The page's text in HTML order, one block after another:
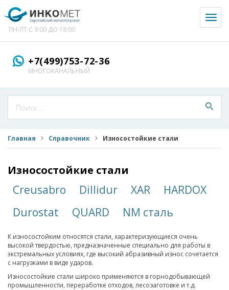
ПН-ПТ С 9:00 ДО 18:00
+7(499)753-72-36
МНОГОКАНАЛЬНЫЙ
Главная Справочник Износостойкие стали
Износостойкие стали
Creusabro Dillidur XAR
HARDOX
Durostat
QUARD NM сталь
К износостойким относятся стали, характеризующиеся очень
высокой твердостью, предназначенные специально для работы в
экстремальных условиях, где высокий абразивный износ сочетается
с нагрузками в виде ударов.
Износостойкие стали широко применяются в горнодобывающей
промышленности, переработке отходов, лесозаготовке и т.д.